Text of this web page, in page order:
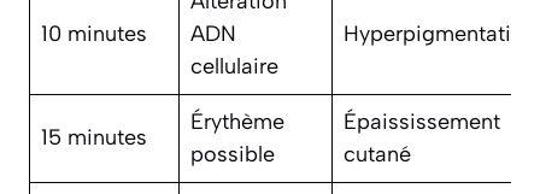
10 minutes
ADN
cellulaire
Hyperpigmentation
15 minutes
Érythème
possible
Épaississement
cutané